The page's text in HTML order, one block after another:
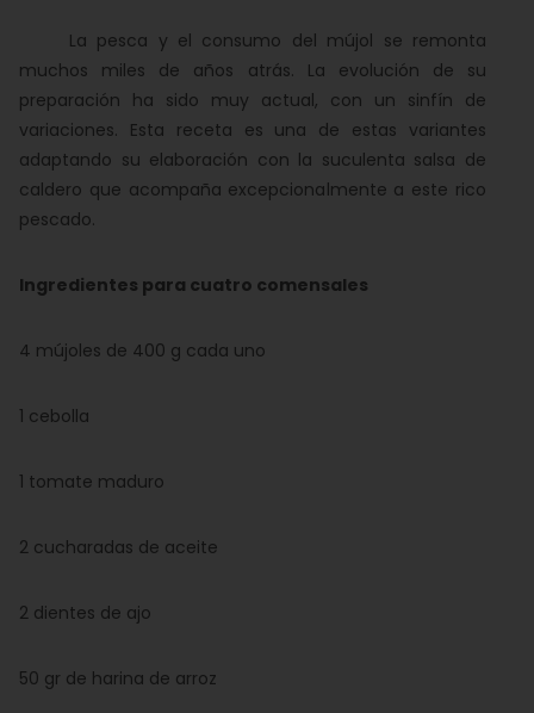
La pesca y el consumo del mújol se remonta
muchos miles de años atrás. La evolución de su
preparación ha sido muy actual, con un sinfín de
variaciones. Esta receta es una de estas variantes
adaptando su elaboración con la suculenta salsa de
caldero que acompaña excepcionalmente a este rico
pescado.
Ingredientes para cuatro comensales
4 mújoles de 400 g cada uno
1 cebolla
1 tomate maduro
2 cucharadas de aceite
2 dientes de ajo
50 gr de harina de arroz